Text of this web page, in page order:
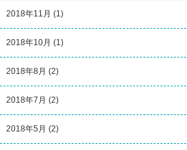
2018年11月 (1)
2018年10月 (1)
2018年8月 (2)
2018年7月 (2)
2018年5月 (2)